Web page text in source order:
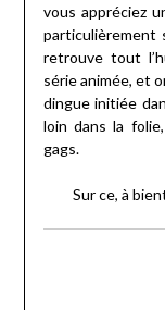
vous appréciez
particulièrement
retrouve tout
série animée, et
dingue initiée
loin dans la
gags.
Sur ce, à